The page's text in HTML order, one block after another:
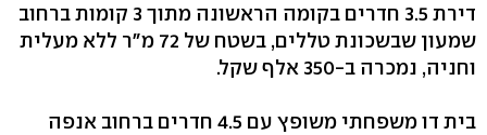
דירת 3.5 חדרים בקומה הראשונה מתוך 3 קומות ברחוב
שמעון שבשכונת טללים, בשטח של 72 מ"ר ללא מעלית
וחניה, נמכרה ב-350 אלף שקל.
בית דו משפחתי משופץ עם 4.5 חדרים ברחוב אנפה